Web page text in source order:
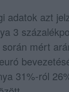
adatok azt
3
mért
31%-ról